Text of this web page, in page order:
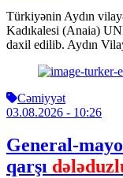
Türkiyənin Aydın
Kadıkalesi (Anaia)
daxil edilib. Aydın
Cəmiyyət
03.08.2026 - 10:26
General-
qarşı